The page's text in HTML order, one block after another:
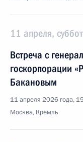
11 апреля,
Встреча с
госкорпорации
Бакановым
11 апреля 2026 года,
Москва, Кремль